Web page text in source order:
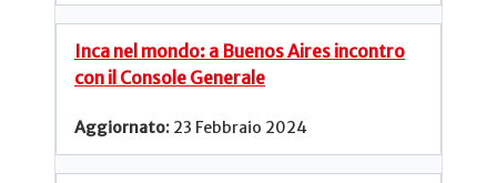
Inca nel mondo: a Buenos Aires incontro
con il Console Generale
23 Febbraio 2024